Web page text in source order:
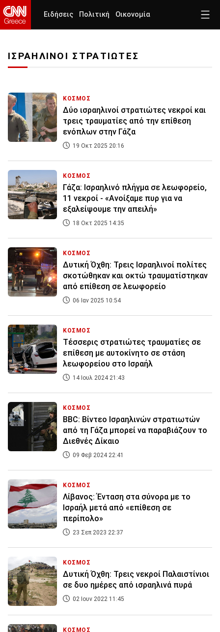
Ειδήσεις Πολιτική Οικονομία
ΙΣΡΑΗΛΙΝΟΙ ΣΤΡΑΤΙΩΤΕΣ
ΚΟΣΜΟΣ
Δύο ισραηλινοί στρατιώτες νεκροί και
τρεις τραυματίες από την επίθεση
ενόπλων στην Γάζα
19 Οκτ 2025 20:16
ΚΟΣΜΟΣ
Γάζα: Ισραηλινό πλήγμα σε λεωφορείο,
11 νεκροί - «Ανοίξαμε πυρ για να
εξαλείψουμε την απειλή»
18 Οκτ 2025 14:35
ΚΟΣΜΟΣ
Δυτική Όχθη: Τρεις Ισραηλινοί πολίτες
σκοτώθηκαν και οκτώ τραυματίστηκαν
από επίθεση σε λεωφορείο
06 Ιαν 2025 10:54
ΚΟΣΜΟΣ
Τέσσερις στρατιώτες τραυματίες σε
επίθεση με αυτοκίνητο σε στάση
λεωφορείου στο Ισραήλ
14 Ιουλ 2024 21:43
ΚΟΣΜΟΣ
BBC: Βίντεο Ισραηλινών στρατιωτών
από τη Γάζα μπορεί να παραβιάζουν το
Διεθνές Δίκαιο
09 Φεβ 2024 22:41
ΚΟΣΜΟΣ
Λίβανος: Ένταση στα σύνορα με το
Ισραήλ μετά από «επίθεση σε
περίπολο»
23 Σεπ 2023 22:37
ΚΟΣΜΟΣ
Δυτική Όχθη: Τρεις νεκροί Παλαιστίνιοι
σε δυο ημέρες από ισραηλινά πυρά
02 Ιουν 2022 11:45
ΚΟΣΜΟΣ